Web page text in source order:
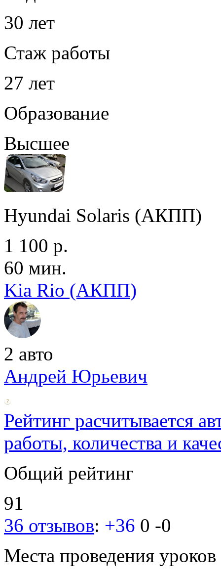
30 лет
Стаж работы
27 лет
Образование
Высшее
Hyundai Solaris (АКПП)
1 100 р.
60 мин.
Kia Rio (АКПП)
2 авто
Андрей Юрьевич
Рейтинг расчитывается
работы, количества и
Общий рейтинг
91
36 отзывов: +36 0 -0
Места проведения уроков